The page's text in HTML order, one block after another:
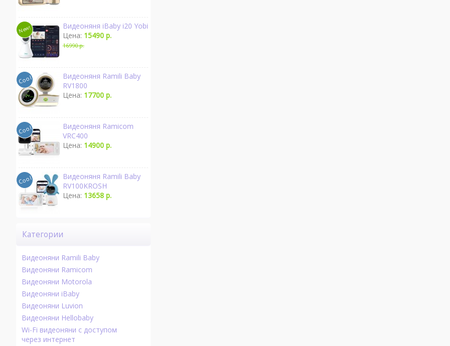
Видеоняня iBaby i20 Yobi
Цена: 15490 р.
16990 р.
Видеоняня Ramili Baby
RV1800
Цена: 17700 р.
Видеоняня Ramicom
VRC400
Цена: 14900 р.
Видеоняня Ramili Baby
RV100KROSH
Цена: 13658 р.
Категории
Видеоняни Ramili Baby
Видеоняни Ramicom
Видеоняни Motorola
Видеоняни iBaby
Видеоняни Luvion
Видеоняни Hellobaby
Wi-Fi видеоняни с доступом
через интернет